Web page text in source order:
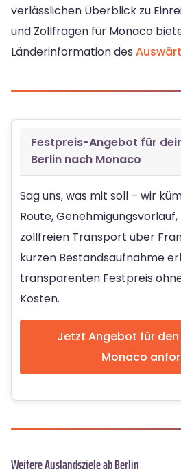
verlässlichen Überblick zu
und Zollfragen für Monaco
Länderinformation des
Festpreis-Angebot für
Berlin nach Monaco
Sag uns, was mit soll – wir
Route,
zollfreien Transport über
kurzen Bestandsaufnahme
transparenten Festpreis
Kosten.
Jetzt Angebot für den
Monaco
Weitere Auslandsziele ab Berlin